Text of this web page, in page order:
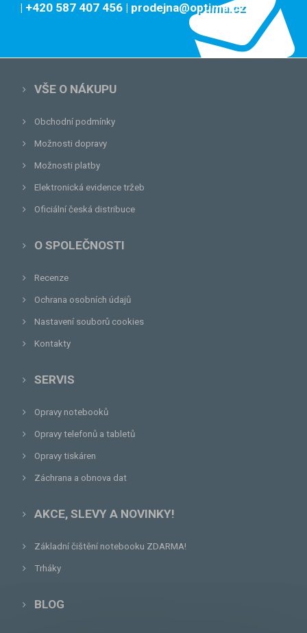
| +420 587 407 456 | prodejna@optima.cz
VŠE O NÁKUPU
Obchodní podmínky
Možnosti dopravy
Možnosti platby
Elektronická evidence tržeb
Oficiální česká distribuce
O SPOLEČNOSTI
Recenze
Ochrana osobních údajů
Nastavení souborů cookies
Kontakty
SERVIS
Opravy notebooků
Opravy telefonů a tabletů
Opravy tiskáren
Záchrana a obnova dat
AKCE, SLEVY A NOVINKY!
Základní čištění notebooku ZDARMA!
Trháky
BLOG